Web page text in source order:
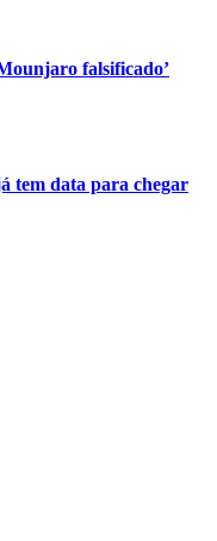
falsificado’
tem data para chegar